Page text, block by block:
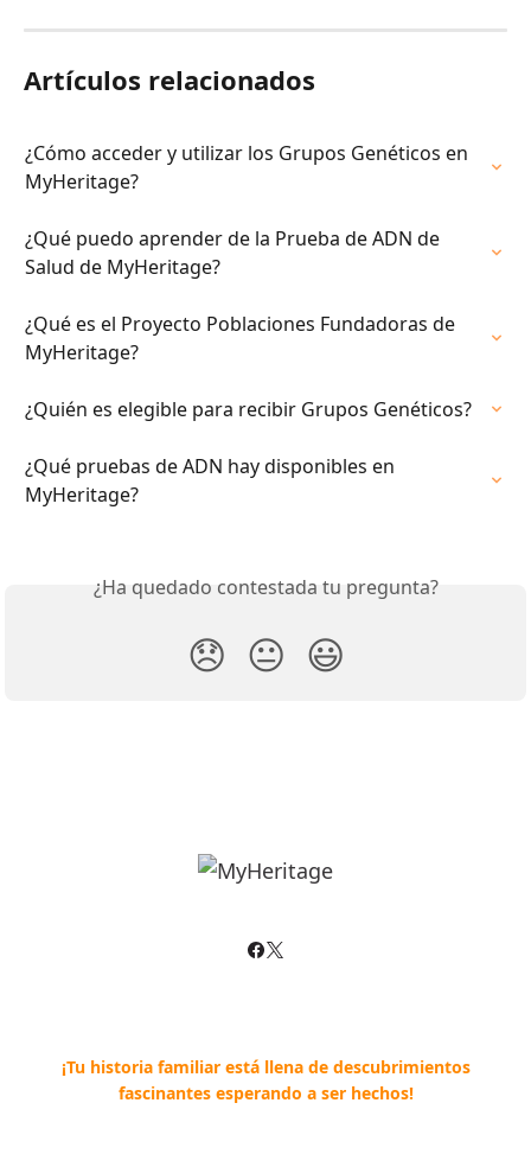
Artículos relacionados
¿Cómo acceder y utilizar los Grupos Genéticos en
MyHeritage?
¿Qué puedo aprender de la Prueba de ADN de
Salud de MyHeritage?
¿Qué es el Proyecto Poblaciones Fundadoras de
MyHeritage?
¿Quién es elegible para recibir Grupos Genéticos?
¿Qué pruebas de ADN hay disponibles en
MyHeritage?
¿Ha quedado contestada tu pregunta?
😞 😐 😃
¡Tu historia familiar está llena de descubrimientos
fascinantes esperando a ser hechos!